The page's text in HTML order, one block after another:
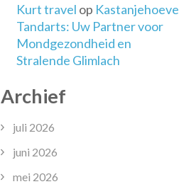
Kurt travel op Kastanjehoeve
Tandarts: Uw Partner voor
Mondgezondheid en
Stralende Glimlach
Archief
juli 2026
juni 2026
mei 2026